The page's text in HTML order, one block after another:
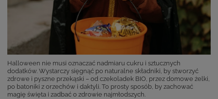
Halloween nie musi oznaczać nadmiaru cukru i sztucznych
dodatków. Wystarczy sięgnąć po naturalne składniki, by stworzyć
zdrowe i pyszne przekąski – od czekoladek BIO, przez domowe żelki,
po batoniki z orzechów i daktyli. To prosty sposób, by zachować
magię święta i zadbać o zdrowie najmłodszych.